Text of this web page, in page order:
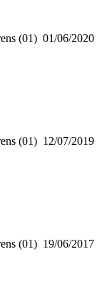
(01) 01/06/2020
(01) 12/07/2019
(01) 19/06/2017